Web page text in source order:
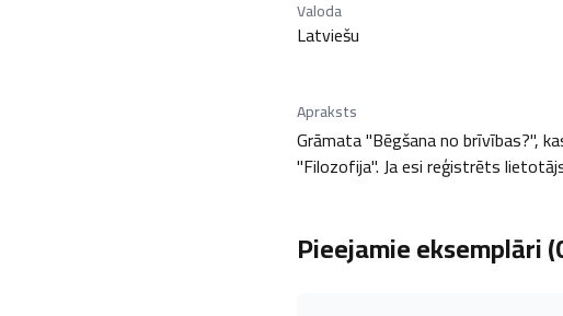
Valoda
Latviešu
Apraksts
Grāmata "Bēgšana no brīvības?",
"Filozofija". Ja esi reģistrēts
Pieejamie eksemplāri (